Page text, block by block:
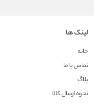
لینک ها
خانه
تماس با ما
بلاگ
نحوه ارسال کالا